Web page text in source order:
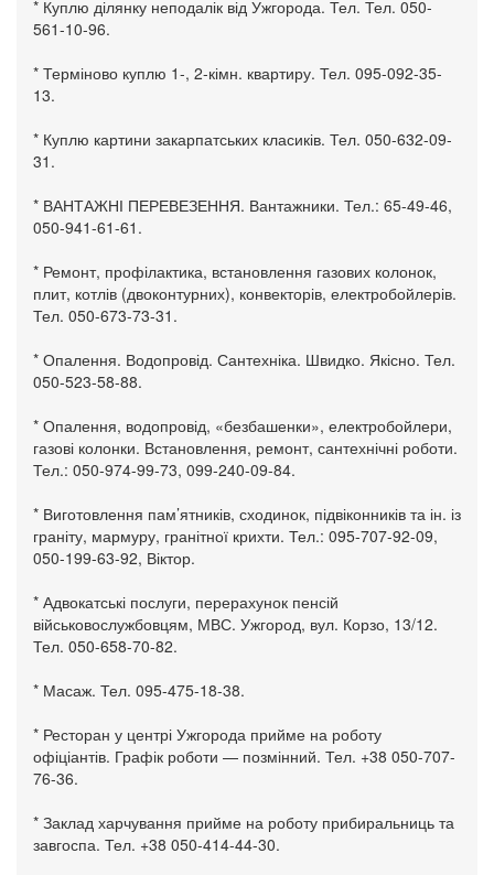
* Куплю ділянку неподалік від Ужгорода. Тел. Тел. 050-
561-10-96.
* Терміново куплю 1-, 2-кімн. квартиру. Тел. 095-092-35-
13.
* Куплю картини закарпатських класиків. Тел. 050-632-09-
31.
* ВАНТАЖНІ ПЕРЕВЕЗЕННЯ. Вантажники. Тел.: 65-49-46,
050-941-61-61.
* Ремонт, профілактика, встановлення газових колонок,
плит, котлів (двоконтурних), конвекторів, електробойлерів.
Тел. 050-673-73-31.
* Опалення. Водопровід. Сантехніка. Швидко. Якісно. Тел.
050-523-58-88.
* Опалення, водопровід, «безбашенки», електробойлери,
газові колонки. Встановлення, ремонт, сантехнічні роботи.
Тел.: 050-974-99-73, 099-240-09-84.
* Виготовлення пам’ятників, сходинок, підвіконників та ін. із
граніту, мармуру, гранітної крихти. Тел.: 095-707-92-09,
050-199-63-92, Віктор.
* Адвокатські послуги, перерахунок пенсій
військовослужбовцям, МВС. Ужгород, вул. Корзо, 13/12.
Тел. 050-658-70-82.
* Масаж. Тел. 095-475-18-38.
* Ресторан у центрі Ужгорода прийме на роботу
офіціантів. Графік роботи — позмінний. Тел. +38 050-707-
76-36.
* Заклад харчування прийме на роботу прибиральниць та
завгоспа. Тел. +38 050-414-44-30.